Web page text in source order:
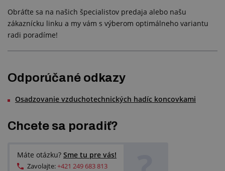
Obráťte sa na našich špecialistov predaja alebo našu
zákaznícku linku a my vám s výberom optimálneho variantu
radi poradíme!
Odporúčané odkazy
Osadzovanie vzduchotechnických hadíc koncovkami
Chcete sa poradiť?
Máte otázku? Sme tu pre vás!
Zavolajte:+421 249 683 813